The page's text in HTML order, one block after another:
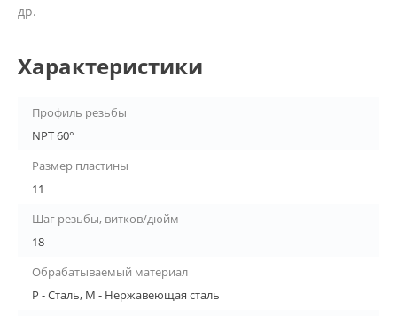
др.
Характеристики
Профиль резьбы
NPT 60°
Размер пластины
11
Шаг резьбы, витков/дюйм
18
Обрабатываемый материал
P - Сталь, M - Нержавеющая сталь